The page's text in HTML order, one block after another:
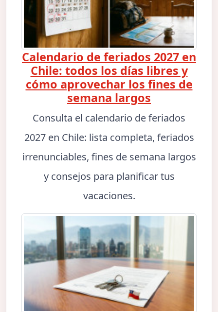
Calendario de feriados 2027 en
Chile: todos los días libres y
cómo aprovechar los fines de
semana largos
Consulta el calendario de feriados
2027 en Chile: lista completa, feriados
irrenunciables, fines de semana largos
y consejos para planificar tus
vacaciones.